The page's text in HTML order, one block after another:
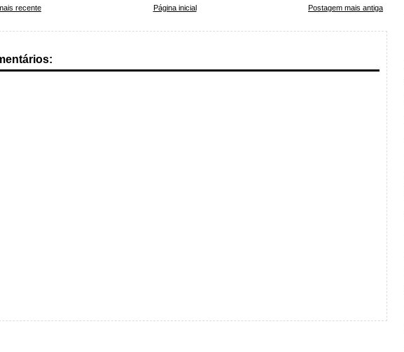
recente Postagem mais antiga
Página inicial